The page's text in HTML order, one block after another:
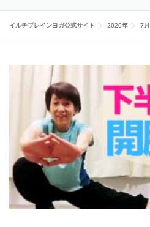
体験者の声 よくある質問
体験予約をする
イルチブレインヨガ公式サイト 2020年 7月